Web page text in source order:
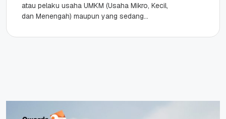
atau pelaku usaha UMKM (Usaha Mikro, Kecil,
dan Menengah) maupun yang sedang
UMKM. Penting...